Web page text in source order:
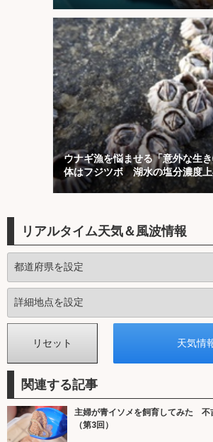
ウナギ漁を悩ませる「意外な生
体はフジツボ 湖水の塩分濃度上
か
リアルタイム天気＆風波情報
関連する記事
主婦が青イソメを飼育してみた 不
（第3回）